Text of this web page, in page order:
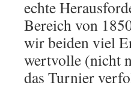
echte
Bereich von
wir beiden viel
wertvolle (nicht
das Turnier